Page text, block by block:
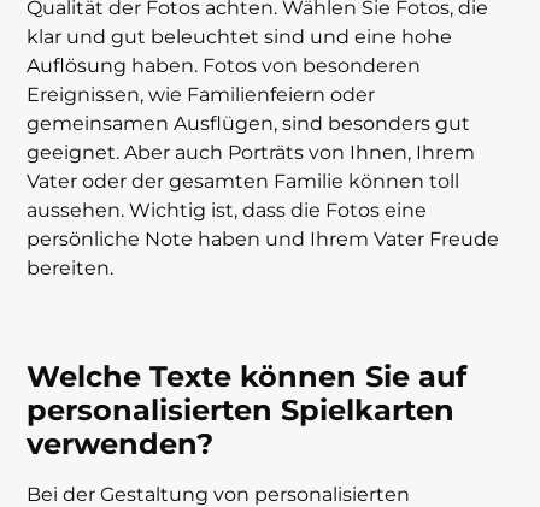
Qualität der Fotos achten. Wählen Sie Fotos, die
klar und gut beleuchtet sind und eine hohe
Auflösung haben. Fotos von besonderen
Ereignissen, wie Familienfeiern oder
gemeinsamen Ausflügen, sind besonders gut
geeignet. Aber auch Porträts von Ihnen, Ihrem
Vater oder der gesamten Familie können toll
aussehen. Wichtig ist, dass die Fotos eine
persönliche Note haben und Ihrem Vater Freude
bereiten.
Welche Texte können Sie auf
personalisierten Spielkarten
verwenden?
Bei der Gestaltung von personalisierten